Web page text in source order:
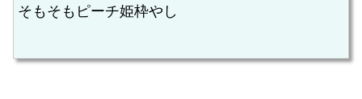
そもそもピーチ姫枠やし